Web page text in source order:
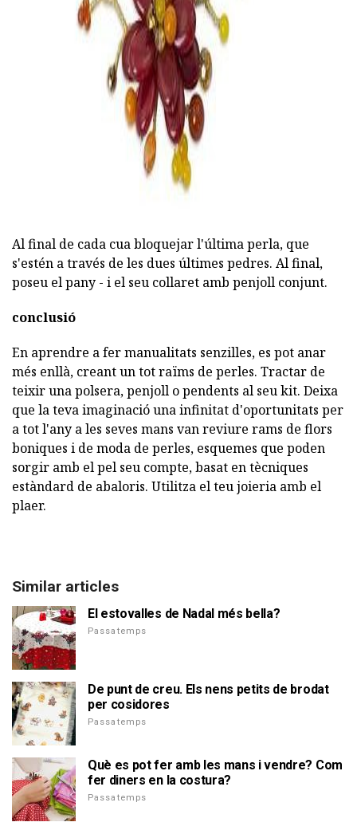
Al final de cada cua bloquejar l'última perla, que
s'estén a través de les dues últimes pedres. Al final,
poseu el pany - i el seu collaret amb penjoll conjunt.
conclusió
En aprendre a fer manualitats senzilles, es pot anar
més enllà, creant un tot raïms de perles. Tractar de
teixir una polsera, penjoll o pendents al seu kit. Deixa
que la teva imaginació una infinitat d'oportunitats per
a tot l'any a les seves mans van reviure rams de flors
boniques i de moda de perles, esquemes que poden
sorgir amb el pel seu compte, basat en tècniques
estàndard de abaloris. Utilitza el teu joieria amb el
plaer.
Similar articles
El estovalles de Nadal més bella?
Passatemps
De punt de creu. Els nens petits de brodat
per cosidores
Passatemps
Què es pot fer amb les mans i vendre? Com
fer diners en la costura?
Passatemps